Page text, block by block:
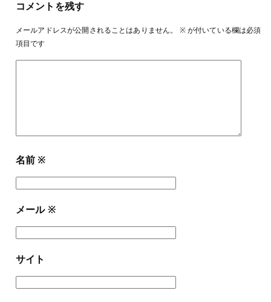
コメントを残す
メールアドレスが公開されることはありません。 ※が付いている欄は必須
項目です
名前 ※
メール ※
サイト